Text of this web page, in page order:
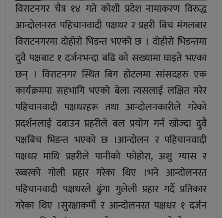
विराटनगर चैत्र १४ गते कोशी प्रदेश नामाकरण विरुद्ध
आन्दोलनरत पहिचानवादी पक्षधर र प्रहरी बिच मंगलबार
विराटनगरमा दोहोरो भिडन्त भएको छ । दोहोरो भिडन्तमा
दुवै पक्षबाट १ दर्जनभन्दा बढि काे सख्यामा घाइते भएका
छन् । विराटनगर स्थित बिग होटलमा सांसदहरु एक
कार्यक्रममा सहभागि भएको बेला त्यसलाई लक्षित गरेर
पहिचानवादी पक्षधरहरू तथा आन्दोलनकारीले गरेको
प्रदर्शनलाई दबाउन प्रहरीले बल प्रयोग गर्न खोज्दा दुवै
पक्षबिच भिडन्त भएको छ ।आन्दोलन र पहिचानवादी
पक्षधर माथि प्रहरीले पानीको फोहोरा, अशु ग्यास र
रब्बरको गोली प्रहार गरेका थिए ।भने आन्दोलनरत
पहिचानवादी पक्षधरले ढुंगा गुलेली प्रहार गर्दै प्रतिकार
गरेका थिए ।सुरक्षाकर्मी र आन्दोलनरत पक्षधर १ दर्जन